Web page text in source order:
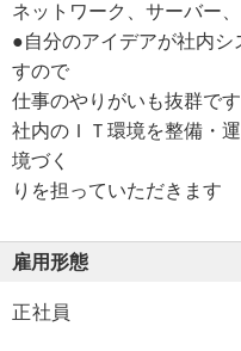
ネットワーク、サーバー
●自分のアイデアが社内シ
すので
仕事のやりがいも抜群です
社内のＩＴ環境を整備・
境づく
りを担っていただきます
雇用形態
正社員